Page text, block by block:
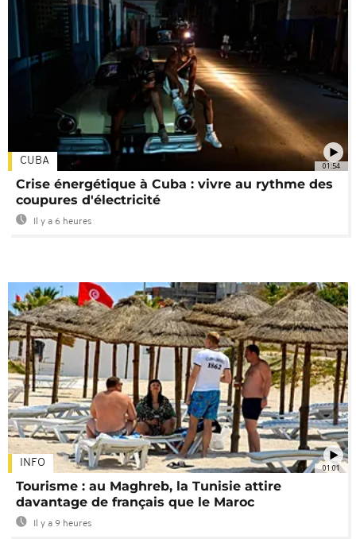
01:54
CUBA
Crise énergétique à Cuba : vivre au rythme des
coupures d'électricité
Il y a 6 heures
01:01
INFO
Tourisme : au Maghreb, la Tunisie attire
davantage de français que le Maroc
Il y a 9 heures